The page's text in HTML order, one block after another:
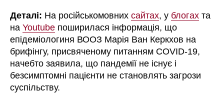
Деталі: На російськомовнихсайтах, у блогах та
наYoutube поширилася інформація, що
епідеміологиня ВООЗ Марія Ван Керкхов на
брифінгу, присвяченому питанням COVID-19,
начебто заявила, що пандемії не існує і
безсимптомні пацієнти не становлять загрози
суспільству.